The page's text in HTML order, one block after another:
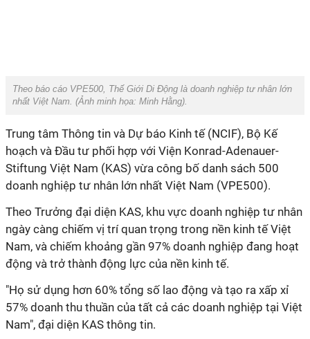
Theo báo cáo VPE500, Thế Giới Di Động là doanh nghiệp tư nhân lớn
nhất Việt Nam. (Ảnh minh họa: Minh Hằng).
Trung tâm Thông tin và Dự báo Kinh tế (NCIF), Bộ Kế
hoạch và Đầu tư phối hợp với Viện Konrad-Adenauer-
Stiftung Việt Nam (KAS) vừa công bố danh sách 500
doanh nghiệp tư nhân lớn nhất Việt Nam (VPE500).
Theo Trưởng đại diện KAS, khu vực doanh nghiệp tư nhân
ngày càng chiếm vị trí quan trọng trong nền kinh tế Việt
Nam, và chiếm khoảng gần 97% doanh nghiệp đang hoạt
động và trở thành động lực của nền kinh tế.
"Họ sử dụng hơn 60% tổng số lao động và tạo ra xấp xỉ
57% doanh thu thuần của tất cả các doanh nghiệp tại Việt
Nam", đại diện KAS thông tin.